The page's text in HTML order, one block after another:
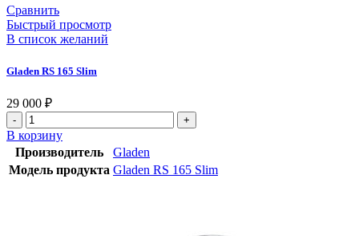
Сравнить
Быстрый просмотр
В список желаний
Gladen RS 165 Slim
29 000 ₽
В корзину
Производитель
Gladen
Модель продукта Gladen RS 165 Slim